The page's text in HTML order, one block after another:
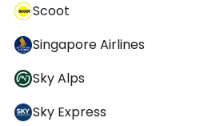
Scoot
Singapore Airlines
Sky Alps
Sky Express